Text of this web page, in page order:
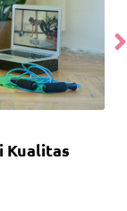
Kualitas